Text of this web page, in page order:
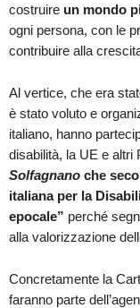
costruire un mondo
ogni persona, con le
contribuire alla
Al vertice, che era
è stato voluto e
italiano, hanno
disabilità, la UE e altri
Solfagnano che
italiana per la
epocale” perché
alla valorizzazione
Concretamente la
faranno parte